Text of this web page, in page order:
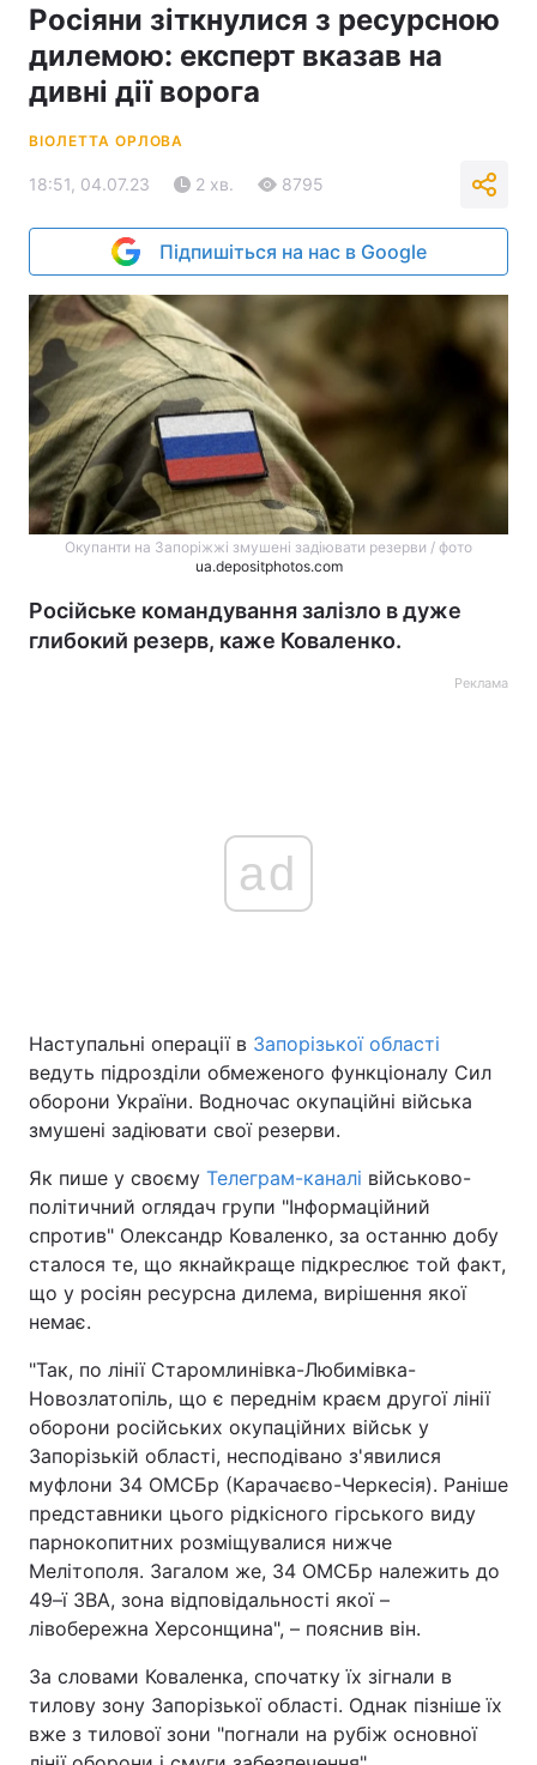
Росіяни зіткнулися з ресурсною
дилемою: експерт вказав на
дивні дії ворога
ВІОЛЕТТА ОРЛОВА
18:51, 04.07.23 2 хв. 8795
Підпишіться на нас в Google
Окупанти на Запоріжжі змушені задіювати резерви / фото
ua.depositphotos.com
Російське командування залізло в дуже
глибокий резерв, каже Коваленко.
Реклама
ad
Наступальні операції в Запорізької області
ведуть підрозділи обмеженого функціоналу Сил
оборони України. Водночас окупаційні війська
змушені задіювати свої резерви.
Як пише у своєму Телеграм-каналі військово-
політичний оглядач групи "Інформаційний
спротив" Олександр Коваленко, за останню добу
сталося те, що якнайкраще підкреслює той факт,
що у росіян ресурсна дилема, вирішення якої
немає.
"Так, по лінії Старомлинівка-Любимівка-
Новозлатопіль, що є переднім краєм другої лінії
оборони російських окупаційних військ у
Запорізькій області, несподівано з'явилися
муфлони 34 ОМСБр (Карачаєво-Черкесія). Раніше
представники цього рідкісного гірського виду
парнокопитних розміщувалися нижче
Мелітополя. Загалом же, 34 ОМСБр належить до
49–ї ЗВА, зона відповідальності якої –
лівобережна Херсонщина", – пояснив він.
За словами Коваленка, спочатку їх зігнали в
тилову зону Запорізької області. Однак пізніше їх
вже з тилової зони "погнали на рубіж основної